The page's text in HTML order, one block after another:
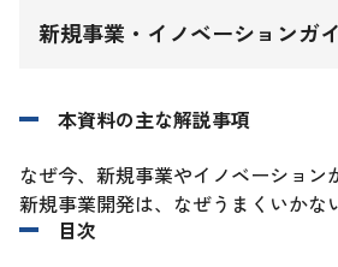
新規事業・イノベーションガ
本資料の主な解説事項
なぜ今、新規事業やイノベーション
新規事業開発は、なぜうまくいかな
目次